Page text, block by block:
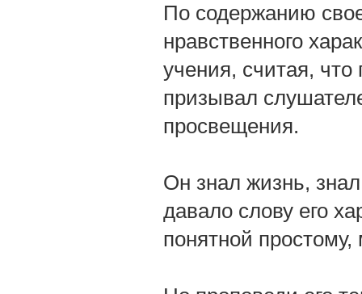
По содержанию
нравственного
учения, считая,
призывал
просвещения.
Он знал жизнь,
давало слову его
понятной